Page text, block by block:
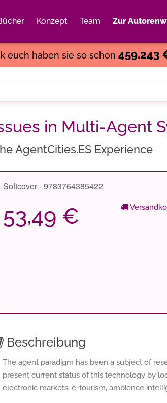
Konzept Team Zur
euch haben sie so schon 459.243
in Multi-Agent
AgentCities.ES Experience
Softcover - 9783764385422
53,49 €
Beschreibung
The agent paradigm has been a subject of
present current status of this technology by
electronic markets, e-tourism, ambience